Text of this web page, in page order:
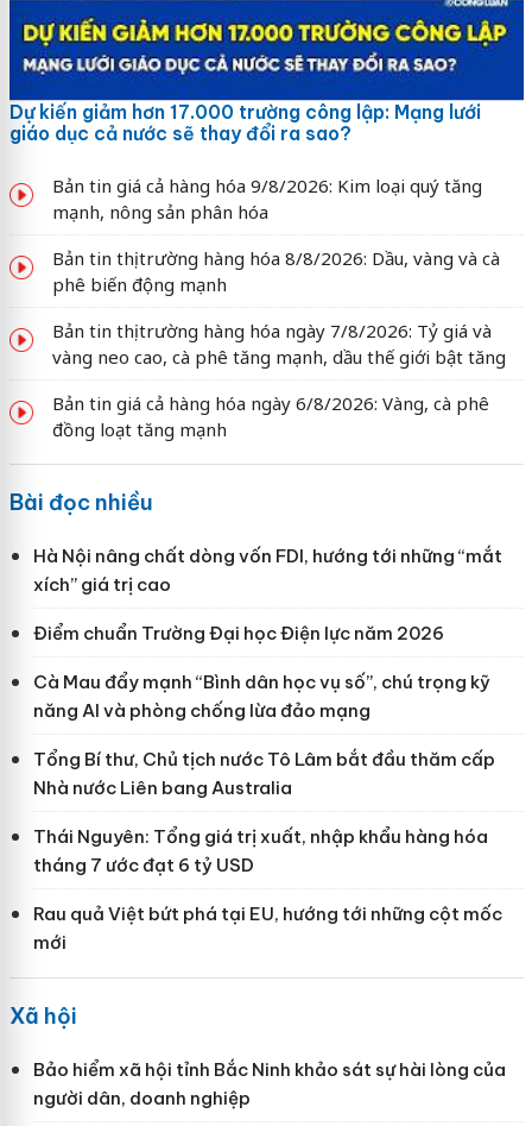
Dự kiến giảm hơn 17.000 trường công lập: Mạng lưới
giáo dục cả nước sẽ thay đổi ra sao?
Bản tin giá cả hàng hóa 9/8/2026: Kim loại quý tăng
mạnh, nông sản phân hóa
Bản tin thị trường hàng hóa 8/8/2026: Dầu, vàng và cà
phê biến động mạnh
Bản tin thị trường hàng hóa ngày 7/8/2026: Tỷ giá và
vàng neo cao, cà phê tăng mạnh, dầu thế giới bật tăng
Bản tin giá cả hàng hóa ngày 6/8/2026: Vàng, cà phê
đồng loạt tăng mạnh
Bài đọc nhiều
Hà Nội nâng chất dòng vốn FDI, hướng tới những “mắt
xích” giá trị cao
Điểm chuẩn Trường Đại học Điện lực năm 2026
Cà Mau đẩy mạnh “Bình dân học vụ số”, chú trọng kỹ
năng AI và phòng chống lừa đảo mạng
Tổng Bí thư, Chủ tịch nước Tô Lâm bắt đầu thăm cấp
Nhà nước Liên bang Australia
Thái Nguyên: Tổng giá trị xuất, nhập khẩu hàng hóa
tháng 7 ước đạt 6 tỷ USD
Rau quả Việt bứt phá tại EU, hướng tới những cột mốc
mới
Xã hội
Bảo hiểm xã hội tỉnh Bắc Ninh khảo sát sự hài lòng của
người dân, doanh nghiệp